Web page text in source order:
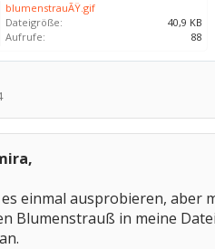
blumenstrauÃŸ.gif
Dateigröße:
40,9 KB
Aufrufe:
88
einmal ausprobieren, aber
Blumenstrauß in meine